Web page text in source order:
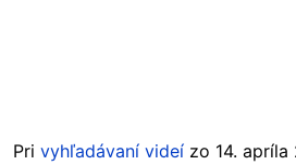
Pri vyhľadávaní videí zo 14.